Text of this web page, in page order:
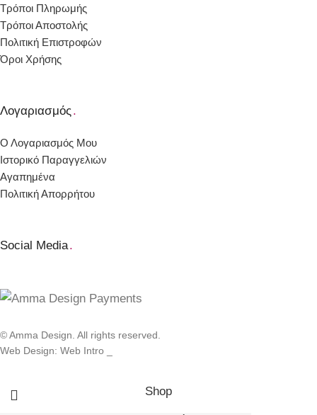
Τρόποι Πληρωμής
Τρόποι Αποστολής
Πολιτική Επιστροφών
Όροι Χρήσης
Λογαριασμός.
Ο Λογαριασμός Μου
Ιστορικό Παραγγελιών
Αγαπημένα
Πολιτική Απορρήτου
Social Media.
© Amma Design. All rights reserved.
Web Design: Web Intro _
Shop